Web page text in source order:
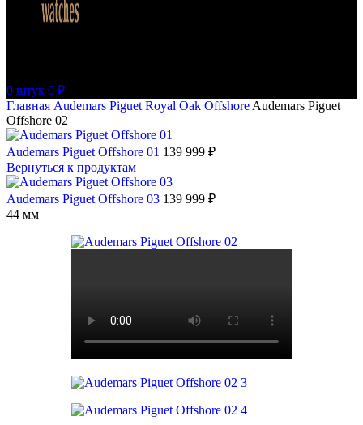
0 штук 0 ₽
Главная Audemars Piguet Royal Oak Offshore Audemars Piguet
Offshore 02
Audemars Piguet Offshore 01 139 999 ₽
Вернуться к продуктам
Audemars Piguet Offshore 03 139 999 ₽
44 мм